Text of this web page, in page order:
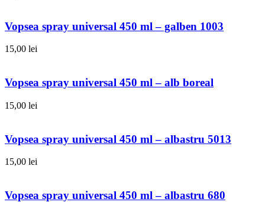
Vopsea spray universal 450 ml – galben 1003
15,00 lei
Vopsea spray universal 450 ml – alb boreal
15,00 lei
Vopsea spray universal 450 ml – albastru 5013
15,00 lei
Vopsea spray universal 450 ml – albastru 680